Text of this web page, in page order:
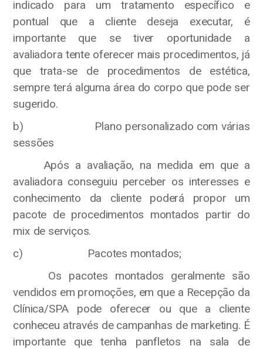
indicado para um tratamento específico e
pontual que a cliente deseja executar, é
importante que se tiver oportunidade a
avaliadora tente oferecer mais procedimentos, já
que trata-se de procedimentos de estética,
sempre terá alguma área do corpo que pode ser
sugerido.
b) Plano personalizado com várias
sessões
Após a avaliação, na medida em que a
avaliadora conseguiu perceber os interesses e
conhecimento da cliente poderá propor um
pacote de procedimentos montados partir do
mix de serviços.
c) Pacotes montados;
Os pacotes montados geralmente são
vendidos em promoções, em que a Recepção da
Clínica/SPA pode oferecer ou que a cliente
conheceu através de campanhas de marketing. É
importante que tenha panfletos na sala de